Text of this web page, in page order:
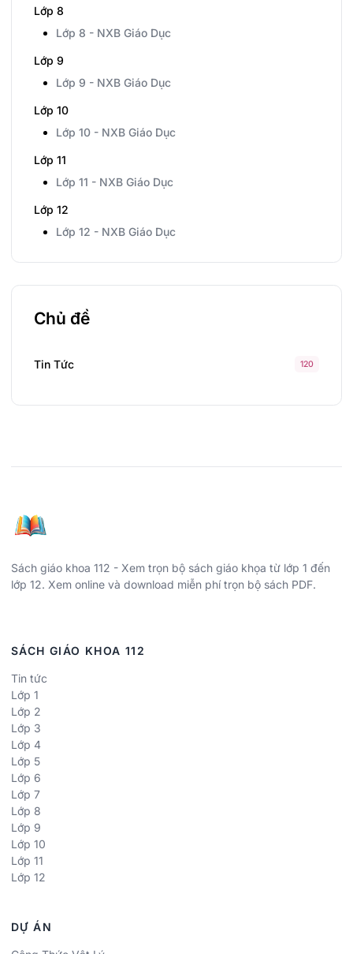
Lớp 8
Lớp 8 - NXB Giáo Dục
Lớp 9
Lớp 9 - NXB Giáo Dục
Lớp 10
Lớp 10 - NXB Giáo Dục
Lớp 11
Lớp 11 - NXB Giáo Dục
Lớp 12
Lớp 12 - NXB Giáo Dục
Chủ đề
Tin Tức 120
Sách giáo khoa 112 - Xem trọn bộ sách giáo khọa từ lớp 1 đến
lớp 12. Xem online và download miễn phí trọn bộ sách PDF.
SÁCH GIÁO KHOA 112
Tin tức
Lớp 1
Lớp 2
Lớp 3
Lớp 4
Lớp 5
Lớp 6
Lớp 7
Lớp 8
Lớp 9
Lớp 10
Lớp 11
Lớp 12
DỰ ÁN